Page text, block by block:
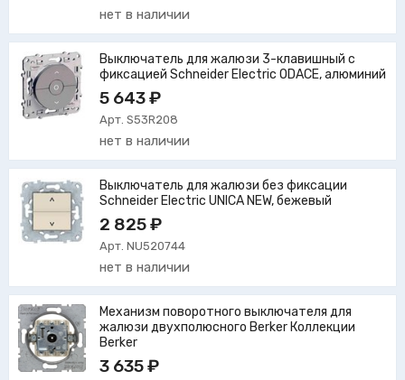
нет в наличии
Выключатель для жалюзи 3-клавишный с
фиксацией Schneider Electric ODACE, алюминий
5 643 ₽
Арт. S53R208
нет в наличии
Выключатель для жалюзи без фиксации
Schneider Electric UNICA NEW, бежевый
2 825 ₽
Арт. NU520744
нет в наличии
Механизм поворотного выключателя для
жалюзи двухполюсного Berker Коллекции
Berker
3 635 ₽